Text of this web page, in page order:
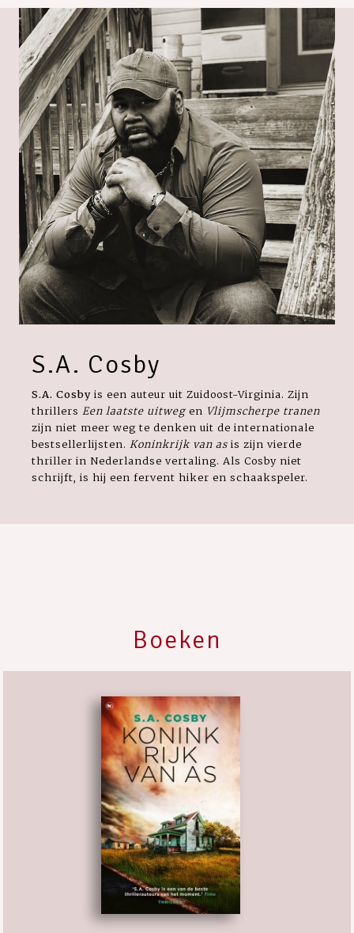
S.A. Cosby
S.A. Cosby is een auteur uit Zuidoost-Virginia. Zijn
thrillers Een laatste uitweg en Vlijmscherpe tranen
zijn niet meer weg te denken uit de internationale
bestsellerlijsten. Koninkrijk van as is zijn vierde
thriller in Nederlandse vertaling. Als Cosby niet
schrijft, is hij een fervent hiker en schaakspeler.
Boeken